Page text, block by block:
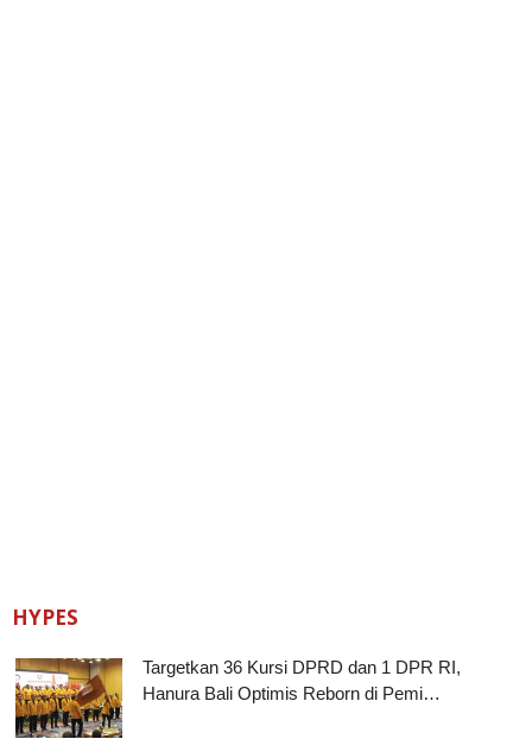
HYPES
Targetkan 36 Kursi DPRD dan 1 DPR RI,
Hanura Bali Optimis Reborn di Pemi…